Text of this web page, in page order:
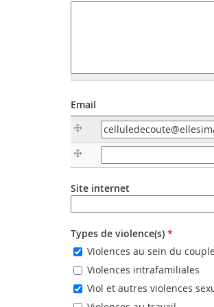
Email
Email
Site internet
Types de violence(s) *
Violences au sein du
Violences intrafamiliales
Viol et autres violences